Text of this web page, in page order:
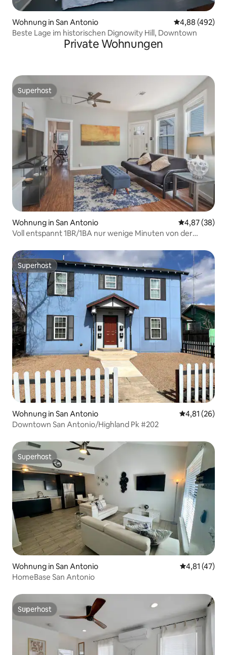
Wohnung in San Antonio
4,88 (492)
Beste Lage im historischen Dignowity Hill, Downtown
Private Wohnungen
Superhost
Superhost
Wohnung in San Antonio
4,87 (38)
Voll entspannt 1BR/1BA nur wenige Minuten von der
Superhost
Superhost
Wohnung in San Antonio
4,81 (26)
Downtown San Antonio/Highland Pk #202
Superhost
Superhost
Wohnung in San Antonio
4,81 (47)
HomeBase San Antonio
Superhost
Superhost